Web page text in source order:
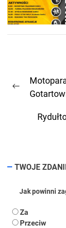
wpisu
Previous
TWOJE
Jak powinni
Za
Przeciw